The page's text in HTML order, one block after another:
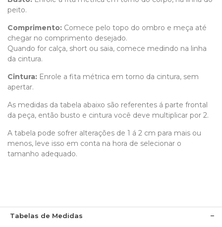
peito.
Comprimento: Comece pelo topo do ombro e meça até
chegar no comprimento desejado.
Quando for calça, short ou saia, comece medindo na linha
da cintura.
Cintura: Enrole a fita métrica em torno da cintura, sem
apertar.
As medidas da tabela abaixo são referentes á parte frontal
da peça, então busto e cintura você deve multiplicar por 2.
A tabela pode sofrer alterações de 1 á 2 cm para mais ou
menos, leve isso em conta na hora de selecionar o
tamanho adequado.
Tabelas de Medidas